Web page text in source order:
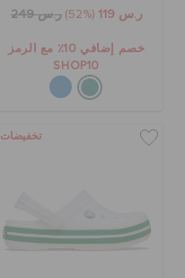
ر.س 119 (52%) ر.س 249
خصم إضافي 10٪ مع الرمز
SHOP10
تخفيضات